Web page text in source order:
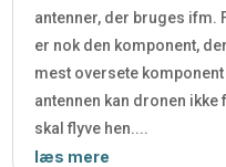
antenner, der bruges ifm.
er nok den komponent,
mest oversete
antennen kan dronen
skal flyve hen....
læs mere